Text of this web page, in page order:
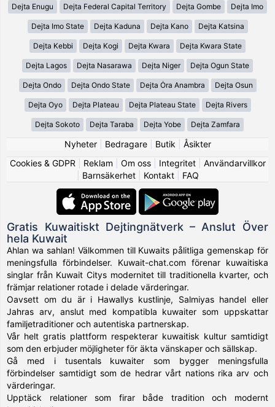
Dejta Enugu Dejta Federal Capital Territory Dejta Gombe Dejta Imo
Dejta Imo State Dejta Kaduna Dejta Kano Dejta Katsina
Dejta Kebbi Dejta Kogi Dejta Kwara Dejta Kwara State
Dejta Lagos Dejta Nasarawa Dejta Niger Dejta Ogun State
Dejta Ondo Dejta Ondo State Dejta Ȯra Anambra Dejta Osun
Dejta Oyo Dejta Plateau Dejta Plateau State Dejta Rivers
Dejta Sokoto Dejta Taraba Dejta Yobe Dejta Zamfara
Nyheter| Bedragare| Butik
Åsikter
Cookies & GDPR
Reklam Om oss| Integritet| Användarvillkor
Barnsäkerhet| Kontakt| FAQ
Gratis Kuwaitiskt Dejtingnätverk – Anslut Över
hela Kuwait
Ahlan wa sahlan! Välkommen till Kuwaits pålitliga gemenskap för
meningsfulla förbindelser. Kuwait-chat.com förenar kuwaitiska
singlar från Kuwait Citys modernitet till traditionella kvarter, och
främjar relationer rotade i delade värderingar.
Oavsett om du är i Hawallys kustlinje, Salmiyas handel eller
Jahras arv, anslut med kompatibla kuwaiter som uppskattar
familjetraditioner och autentiska partnerskap.
Vår helt gratis plattform respekterar kuwaitisk kultur samtidigt
som den erbjuder möjligheter för äkta vänskaper och sällskap.
Gå med i tusentals kuwaiter som bygger meningsfulla
förbindelser samtidigt som de hedrar vårt nations rika arv och
värderingar.
Upptäck relationer som firar både tradition och modernt